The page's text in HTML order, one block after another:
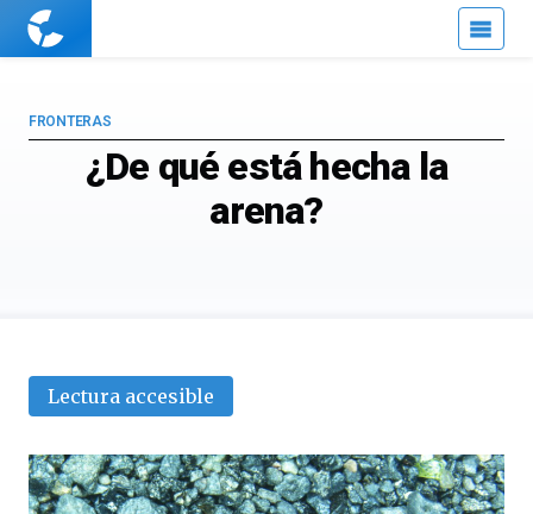
Cuaderno
¿De qué está hecha la
arena?
FRONTERAS
Lectura accesible